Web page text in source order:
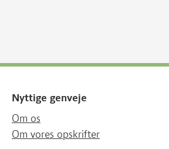
Nyttige genveje
Om os
Om vores opskrifter